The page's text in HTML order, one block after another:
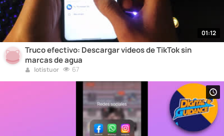
01:12
Truco efectivo: Descargar videos de TikTok sin
marcas de agua
lotistuor 67